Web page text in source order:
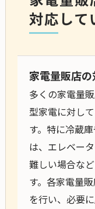
対応して
家電量販店
多くの家電量
型家電に対し
す。特に冷蔵
は、エレベー
難しい場合な
す。各家電量
を行い、必要